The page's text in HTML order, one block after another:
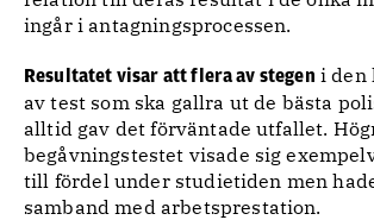
ingår i antagningsprocessen.
Resultatet visar att flera av stegen i den
av test som ska gallra ut de bästa
alltid gav det förväntade utfallet.
begåvningstestet visade sig
till fördel under studietiden men
samband med arbetsprestation.